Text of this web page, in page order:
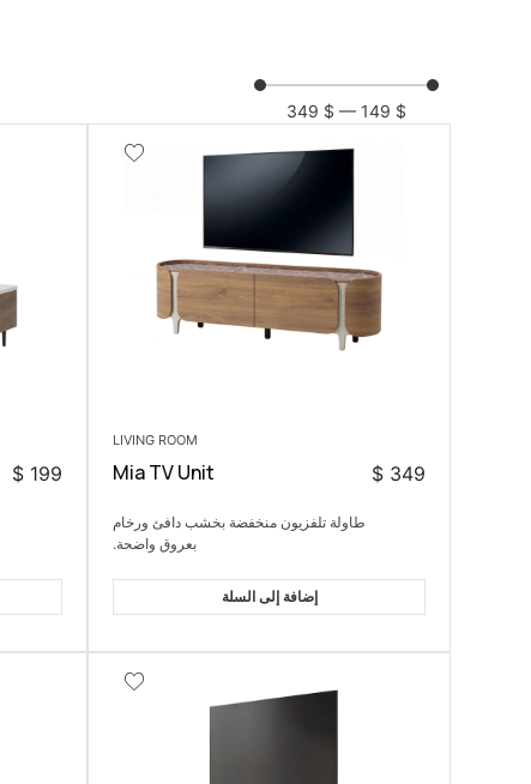
$
149
—
$
349
LIVING ROOM
Mia TV Unit 349
$
طاولة تلفزيون منخفضة بخشب دافئ ورخام
بعروق واضحة.
إضافة إلى السلة
199
$